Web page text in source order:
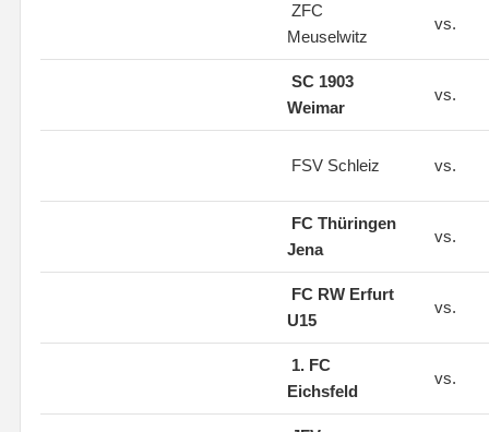
ZFC
Meuselwitz
vs.
SC 1903
Weimar
vs.
FSV Schleiz vs.
FC Thüringen
Jena
vs.
FC RW Erfurt
U15
vs.
1. FC
Eichsfeld
vs.